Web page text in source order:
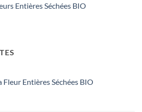
Entières Séchées BIO
Fleur Entières Séchées BIO